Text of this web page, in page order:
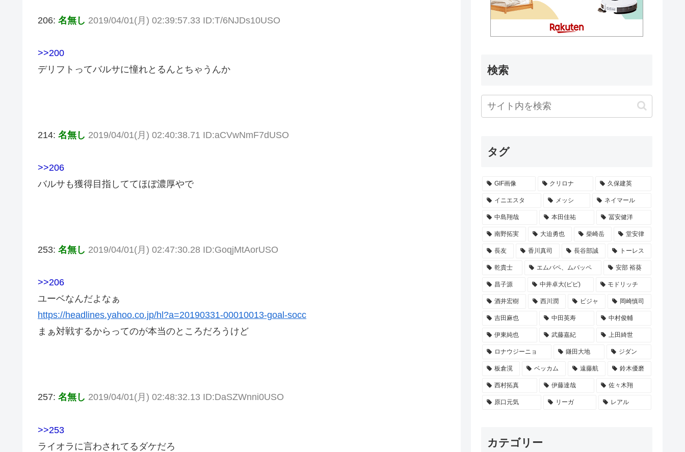
206: 名無し 2019/04/01(月) 02:39:57.33 ID:T/6NJDs10USO
>>200
デリフトってバルサに憧れとるんとちゃうんか
214: 名無し 2019/04/01(月) 02:40:38.71 ID:aCVwNmF7dUSO
>>206
バルサも獲得目指しててほぼ濃厚やで
253: 名無し 2019/04/01(月) 02:47:30.28 ID:GoqjMtAorUSO
>>206
ユーベなんだよなぁ
https://headlines.yahoo.co.jp/hl?a=20190331-00010013-goal-socc
まぁ対戦するからってのが本当のところだろうけど
257: 名無し 2019/04/01(月) 02:48:32.13 ID:DaSZWnni0USO
>>253
ライオラに言わされてるダケだろ
検索
タグ
GIF画像 クリロナ 久保建英
イニエスタ メッシ ネイマール
中島翔哉 本田佳祐 冨安健洋
南野拓実 大迫勇也 柴崎岳 堂安律
長友 香川真司 長谷部誠 トーレス
乾貴士 エムバペ、ムバッペ 安部 裕葵
昌子源 中井卓大(ピピ) モドリッチ
酒井宏樹 西川潤 ビジャ 岡崎慎司
吉田麻也 中田英寿 中村俊輔
伊東純也 武藤嘉紀 上田綺世
ロナウジーニョ 鎌田大地 ジダン
板倉滉 ベッカム 遠藤航 鈴木優磨
西村拓真 伊藤達哉 佐々木翔
原口元気 リーガ レアル
カテゴリー